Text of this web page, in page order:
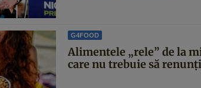
G4FOOD
Alimentele „rele” de la
care nu trebuie să